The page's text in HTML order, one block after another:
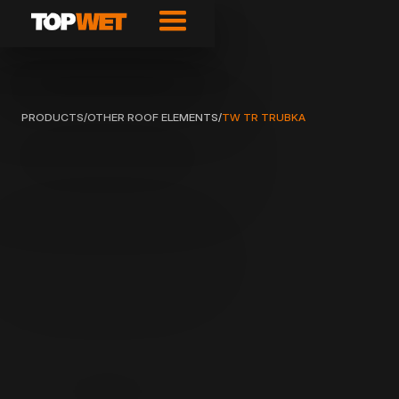
PRODUCTS/OTHER ROOF ELEMENTS/TW TR TRUBKA